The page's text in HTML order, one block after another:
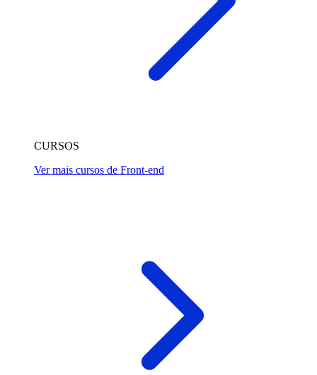
CURSOS
Ver mais cursos de Front-end